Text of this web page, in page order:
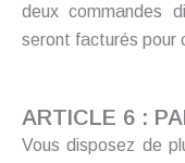
deux commandes
seront facturés pour
ARTICLE 6 :
Vous disposez de